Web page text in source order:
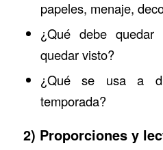
papeles, menaje,
¿Qué debe
quedar visto?
¿Qué se usa a
temporada?
2) Proporciones y